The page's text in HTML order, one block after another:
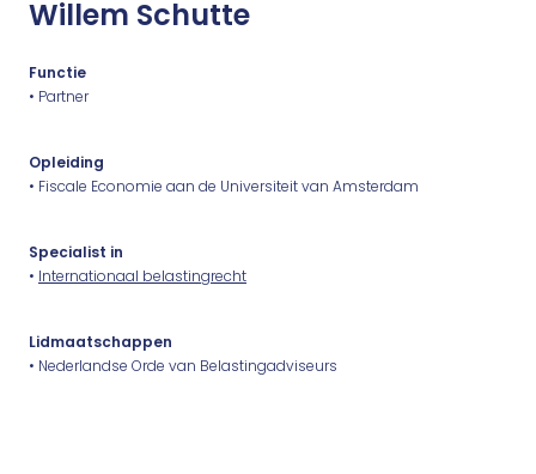
Willem Schutte
Functie
• Partner
Opleiding
• Fiscale Economie aan de Universiteit van Amsterdam
Specialist in
• Internationaal belastingrecht
Lidmaatschappen
• Nederlandse Orde van Belastingadviseurs